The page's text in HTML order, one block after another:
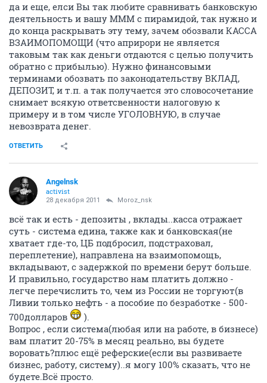
да и еще, елси Вы так любите сравнивать банковскую
деятельность и вашу МММ с пирамидой, так нужно и
до конца раскрывать эту тему, зачем обозвали КАССА
ВЗАИМОПОМОЩИ (что априрори не является
таковым так как деньги отдаются с целью получить
обратно с прибылью). Нужно финансовыми
терминами обозвать по законодательству ВКЛАД,
ДЕПОЗИТ, и т.п. а так получается это словосочетание
снимает всякую ответсвенности налоговую к
примеру и в том числе УГОЛОВНУЮ, в случае
невозврата денег.
ОТВЕТИТЬ
Angelnsk
activist
28 декабря 2011 Moroz_nsk
всё так и есть - депозиты , вклады..касса отражает
суть - система едина, также как и банковская(не
хватает где-то, ЦБ подбросил, подстраховал,
переплетение), направлена на взаимопомощь,
вкладывают, с задержкой по времени берут больше.
И правильно, государство нам платить должно -
легче перечислить то, чем из России не торгуют(в
Ливии только нефть - а пособие по безработке - 500-
700долларов
).
Вопрос , если система(любая или на работе, в бизнесе)
вам платит 20-75% в месяц реально, вы будете
воровать?плюс ещё реферские(если вы развиваете
бизнес, работу, систему)..я могу 100% сказать, что не
будете.Всё просто.